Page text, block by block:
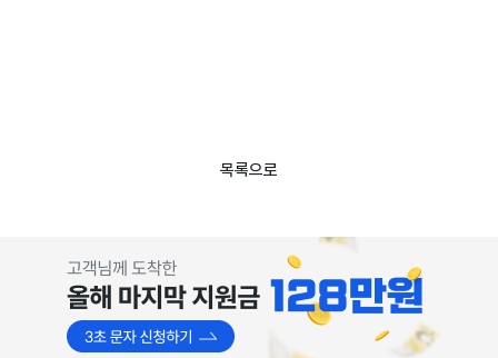
목록으로